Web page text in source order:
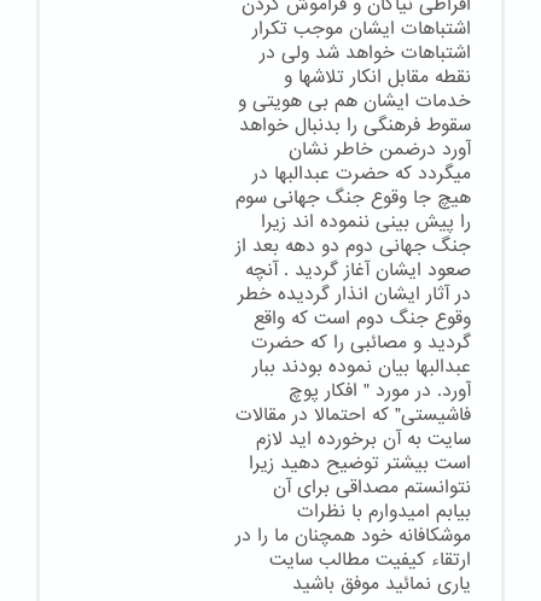
اشتباهات ایشان موجب تکرار
اشتباهات خواهد شد ولی در
نقطه مقابل انکار تلاشها و
خدمات ایشان هم بی هویتی و
سقوط فرهنگی را بدنبال خواهد
آورد درضمن خاطر نشان
میگردد که حضرت عبدالبها در
هیچ جا وقوع جنگ جهانی سوم
را پیش بینی ننموده اند زیرا
جنگ جهانی دوم دو دهه بعد از
صعود ایشان آغاز گردید . آنچه
در آثار ایشان انذار گردیده خطر
وقوع جنگ دوم است که واقع
گردید و مصائبی را که حضرت
عبدالبها بیان نموده بودند ببار
آورد. در مورد " افکار پوچ
فاشیستی" که احتمالا در مقالات
سایت به آن برخورده اید لازم
است بیشتر توضیح دهید زیرا
نتوانستم مصداقی برای آن
بیابم امیدوارم با نظرات
موشکافانه خود همچنان ما را در
ارتقاء کیفیت مطالب سایت
یاری نمائید موفق باشید